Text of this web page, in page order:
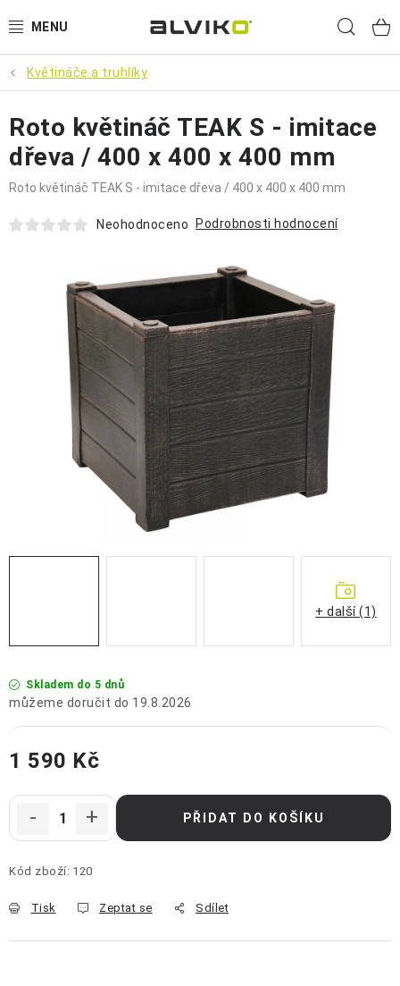
na
VÝPRODEJ
🌱 ZAHRADA 🌱
💦 SUDY NA VODU 💦
🔨 DÍLNA 🧰
🐕‍🦺 DOMÁCÍ MAZLÍČCI 🐈
SUDY NA VÍNO
OCHRANNÉ POMŮCKY
OBCHODNÍ PODMÍNKY
Květináče a truhlíky
Skladem do 5 dnů
19.8.2026
1 590 Kč
PŘIDAT DO KOŠÍKU
Kód zboží: 120
Tisk Zeptat se Sdílet
Roto květináč TEAK S - imitace
dřeva / 400 x 400 x 400 mm
Roto květináč TEAK S - imitace dřeva / 400 x 400 x 400 mm
Neohodnoceno Podrobnosti hodnocení
+ další (1)